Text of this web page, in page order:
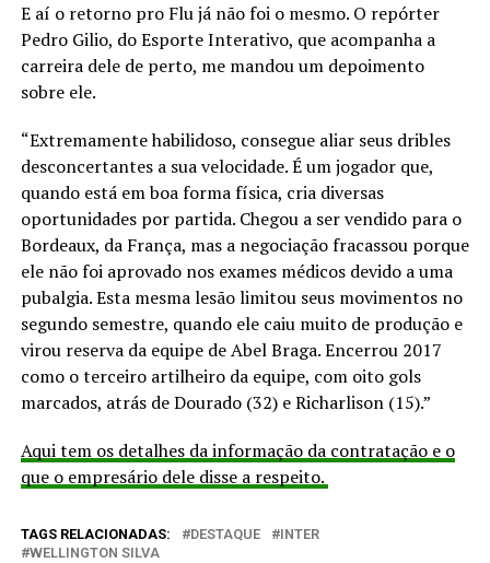
E aí o retorno pro Flu já não foi o mesmo. O repórter
Pedro Gilio, do Esporte Interativo, que acompanha a
carreira dele de perto, me mandou um depoimento
sobre ele.
“Extremamente habilidoso, consegue aliar seus dribles
desconcertantes a sua velocidade. É um jogador que,
quando está em boa forma física, cria diversas
oportunidades por partida. Chegou a ser vendido para o
Bordeaux, da França, mas a negociação fracassou porque
ele não foi aprovado nos exames médicos devido a uma
pubalgia. Esta mesma lesão limitou seus movimentos no
segundo semestre, quando ele caiu muito de produção e
virou reserva da equipe de Abel Braga. Encerrou 2017
como o terceiro artilheiro da equipe, com oito gols
marcados, atrás de Dourado (32) e Richarlison (15).”
Aqui tem os detalhes da informação da contratação e o
que o empresário dele disse a respeito.
TAGS RELACIONADAS: DESTAQUE
INTER
WELLINGTON SILVA